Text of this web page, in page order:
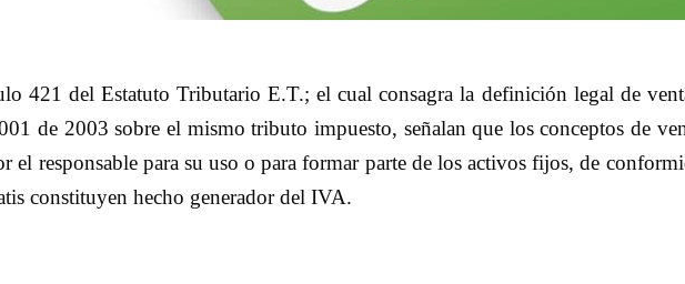
421 del Estatuto Tributario E.T.; el cual consagra la definición legal de
de 2003 sobre el mismo tributo impuesto, señalan que los conceptos de
el responsable para su uso o para formar parte de los activos fijos, de
constituyen hecho generador del IVA.